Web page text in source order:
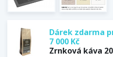
Dárek zdarma
7 000 Kč
Zrnková káva